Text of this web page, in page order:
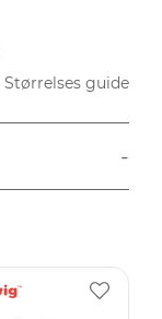
Størrelses guide
-